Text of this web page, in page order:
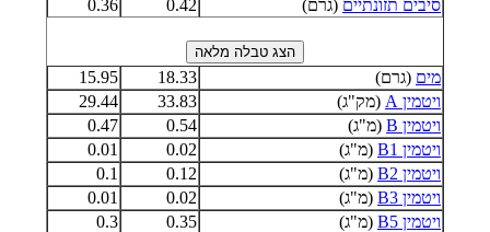
סיבים תזונתיים (גרם) 0.42
0.36
מים (גרם) 18.33
15.95
ויטמין A
(מק"ג) 33.83
29.44
ויטמין B
(מ"ג) 0.54
0.47
ויטמין B1
(מ"ג) 0.02
0.01
ויטמין B2
(מ"ג) 0.12
0.1
ויטמין B3
(מ"ג) 0.02
0.01
ויטמין B5
(מ"ג) 0.35
0.3